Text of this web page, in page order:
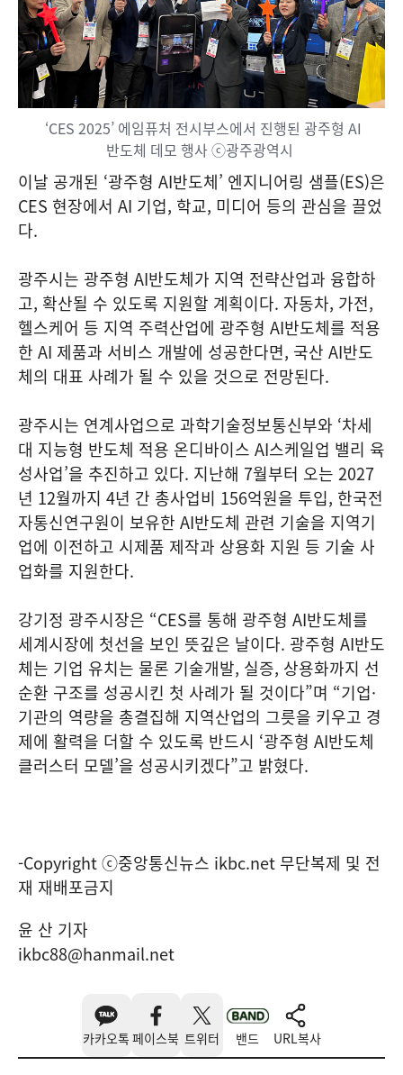
‘CES 2025’ 에임퓨처 전시부스에서 진행된 광주형 AI
반도체 데모 행사 ⓒ광주광역시
이날 공개된 ‘광주형 AI반도체’ 엔지니어링 샘플(ES)은
CES 현장에서 AI 기업, 학교, 미디어 등의 관심을 끌었
다.
광주시는 광주형 AI반도체가 지역 전략산업과 융합하
고, 확산될 수 있도록 지원할 계획이다. 자동차, 가전,
헬스케어 등 지역 주력산업에 광주형 AI반도체를 적용
한 AI 제품과 서비스 개발에 성공한다면, 국산 AI반도
체의 대표 사례가 될 수 있을 것으로 전망된다.
광주시는 연계사업으로 과학기술정보통신부와 ‘차세
대 지능형 반도체 적용 온디바이스 AI스케일업 밸리 육
성사업’을 추진하고 있다. 지난해 7월부터 오는 2027
년 12월까지 4년 간 총사업비 156억원을 투입, 한국전
자통신연구원이 보유한 AI반도체 관련 기술을 지역기
업에 이전하고 시제품 제작과 상용화 지원 등 기술 사
업화를 지원한다.
강기정 광주시장은 “CES를 통해 광주형 AI반도체를
세계시장에 첫선을 보인 뜻깊은 날이다. 광주형 AI반도
체는 기업 유치는 물론 기술개발, 실증, 상용화까지 선
순환 구조를 성공시킨 첫 사례가 될 것이다”며 “기업·
기관의 역량을 총결집해 지역산업의 그릇을 키우고 경
제에 활력을 더할 수 있도록 반드시 ‘광주형 AI반도체
클러스터 모델’을 성공시키겠다”고 밝혔다.
-Copyright ⓒ중앙통신뉴스 ikbc.net 무단복제 및 전
재 재배포금지
윤 산 기자
ikbc88@hanmail.net
카카오톡 페이스북 트위터 밴드 URL복사